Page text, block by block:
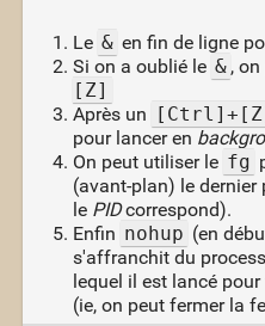
Le & en fin de ligne
Si on a oublié le & ,
[Z]
Après un
pour lancer en
On peut utiliser le fg
(avant-plan) le
le PIDcorrespond).
Enfin nohup (en
s'affranchit du
lequel il est lancé
(ie, on peut fermer la